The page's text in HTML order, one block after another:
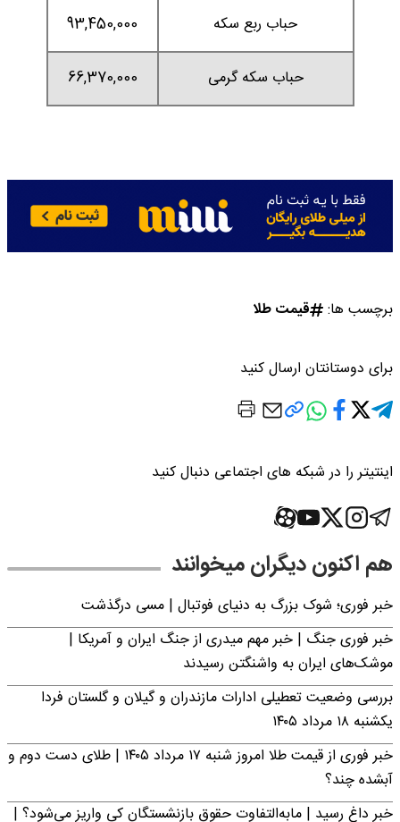
حباب ربع سکه 93,450,000
حباب سکه گرمی 66,370,000
برچسب ها: قیمت طلا
برای دوستانتان ارسال کنید
اینتیتر را در شبکه های اجتماعی دنبال کنید
هم اکنون دیگران میخوانند
خبر فوری؛‌ شوک بزرگ به دنیای فوتبال | مسی درگذشت
خبر فوری جنگ | خبر مهم میدری از جنگ ایران و آمریکا |
موشک‌های ایران به واشنگتن رسیدند
بررسی وضعیت تعطیلی ادارات مازندران و گیلان و گلستان فردا
یکشنبه ۱۸ مرداد ۱۴۰۵
خبر فوری از قیمت طلا امروز شنبه ۱۷ مرداد ۱۴۰۵ | طلای دست دوم و
آبشده چند؟
خبر داغ رسید | مابه‌التفاوت حقوق بازنشستگان کی واریز می‌شود؟ |